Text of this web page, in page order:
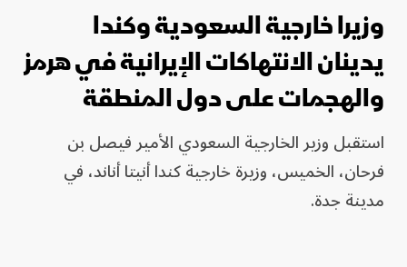
وزيرا خارجية السعودية وكندا
يدينان الانتهاكات الإيرانية في هرمز
والهجمات على دول المنطقة
استقبل وزير الخارجية السعودي الأمير فيصل بن
فرحان، الخميس، وزيرة خارجية كندا أنيتا أناند، في
مدينة جدة.